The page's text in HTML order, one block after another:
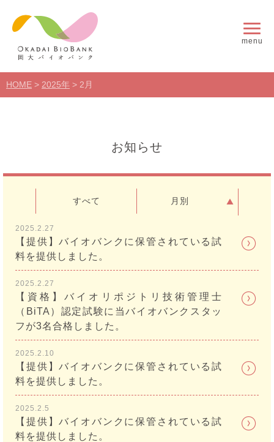
menu
HOME > 2025年 > 2月
お知らせ
すべて 月別
2025.2.27
【提供】バイオバンクに保管されている試
料を提供しました。
2025.2.27
【資格】バイオリポジトリ技術管理士
（BiTA）認定試験に当バイオバンクスタッ
フが3名合格しました。
2025.2.10
【提供】バイオバンクに保管されている試
料を提供しました。
2025.2.5
【提供】バイオバンクに保管されている試
料を提供しました。